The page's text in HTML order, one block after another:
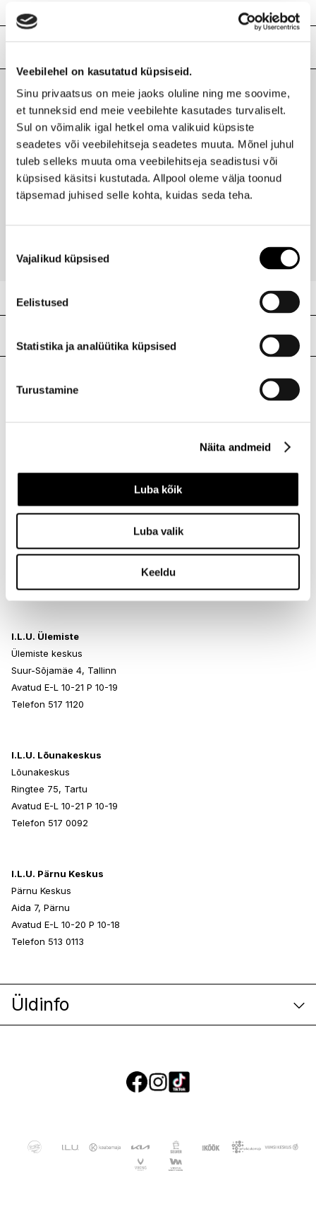
Veebilehel on kasutatud küpsiseid.
Sinu privaatsus on meie jaoks oluline ning me soovime,
et tunneksid end meie veebilehte kasutades turvaliselt.
Sul on võimalik igal hetkel oma valikuid küpsiste
seadetes või veebilehitseja seadetes muuta. Mõnel juhul
tuleb selleks muuta oma veebilehitseja seadistusi või
küpsised käsitsi kustutada. Allpool oleme välja toonud
täpsemad juhised selle kohta, kuidas seda teha.
valik
Vajalikud küpsised
Eelistused
Statistika ja analüütika küpsised
Turustamine
Näita andmeid
Luba kõik
Luba valik
Keeldu
Kaubamärk
SUAVIPIEL
Laokood
H0186157
Ribakood
8410262100141
Viimati vaadatud tooted
SUAVIPIEL
Pesusvamm mikrofiibrist 1tk
I.L.U. Rocca al Mare
Rocca al Mare Kaubanduskeskus
Paldiski mnt 102, Tallinn
Telefon 517 0401
I.L.U. Ülemiste
Ülemiste keskus
Suur-Sõjamäe 4, Tallinn
Avatud E-L 10-21 P 10-19
Telefon 517 1120
I.L.U. Lõunakeskus
Lõunakeskus
Ringtee 75, Tartu
Avatud E-L 10-21 P 10-19
Telefon 517 0092
I.L.U. Pärnu Keskus
Pärnu Keskus
Aida 7, Pärnu
Avatud E-L 10-20 P 10-18
Telefon 513 0113
Üldinfo